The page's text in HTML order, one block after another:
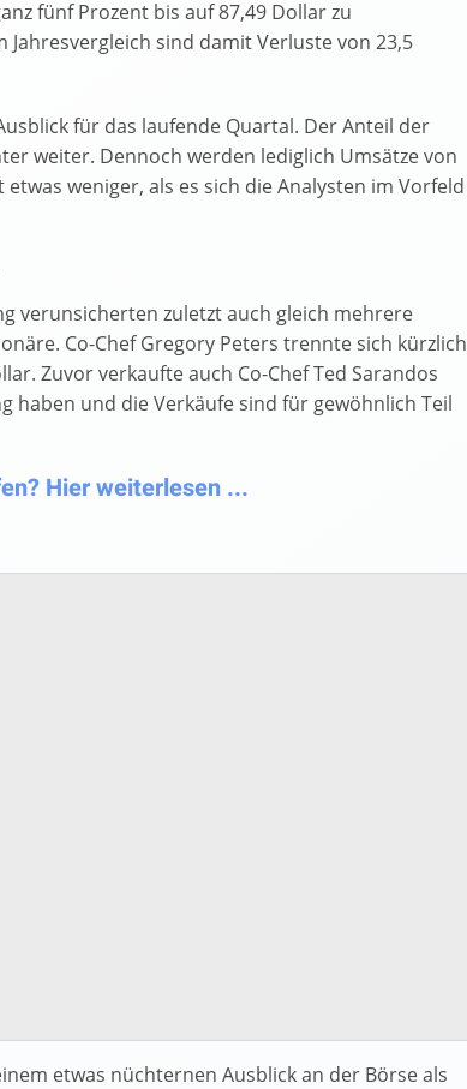
fünf Prozent bis auf 87,49 Dollar zu
Jahresvergleich sind damit Verluste von 23,5
für das laufende Quartal. Der Anteil der
weiter. Dennoch werden lediglich Umsätze von
weniger, als es sich die Analysten im Vorfeld
verunsicherten zuletzt auch gleich mehrere
Co-Chef Gregory Peters trennte sich kürzlich
Zuvor verkaufte auch Co-Chef Ted Sarandos
haben und die Verkäufe sind für gewöhnlich Teil
Hier weiterlesen ...
etwas nüchternen Ausblick an der Börse als